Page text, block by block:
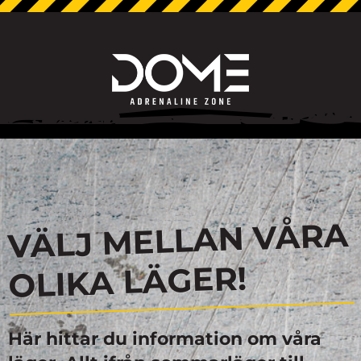
VÄLJ MELLAN VÅRA
OLIKA LÄGER!
Här hittar du information om våra